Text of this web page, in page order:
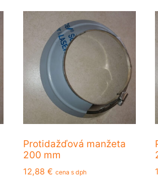
Protidažďová manžeta
200 mm
12,88 € cena s dph